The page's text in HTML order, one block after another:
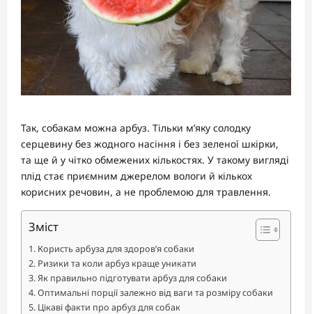
Так, собакам можна арбуз. Тільки м’яку солодку
серцевину без жодного насіння і без зеленої шкірки,
та ще й у чітко обмежених кількостях. У такому вигляді
плід стає приємним джерелом вологи й кількох
корисних речовин, а не проблемою для травлення.
Зміст
Користь арбуза для здоров’я собаки
Ризики та коли арбуз краще уникати
Як правильно підготувати арбуз для собаки
Оптимальні порції залежно від ваги та розміру собаки
Цікаві факти про арбуз для собак